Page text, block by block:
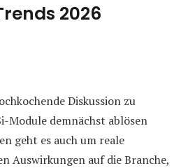
2026
Diskussion zu
Module demnächst ablösen
geht es auch um reale
Auswirkungen auf die Branche,